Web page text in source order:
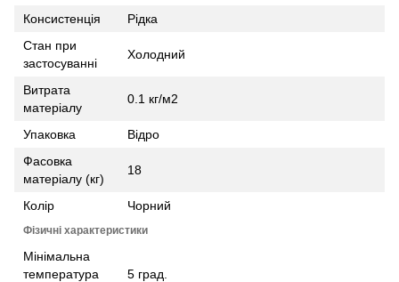
Консистенція
Рідка
Стан при
застосуванні
Холодний
Витрата
матеріалу
0.1 кг/м2
Упаковка
Відро
Фасовка
матеріалу (кг)
18
Колір Чорний
Фізичні характеристики
Мінімальна
температура
5 град.